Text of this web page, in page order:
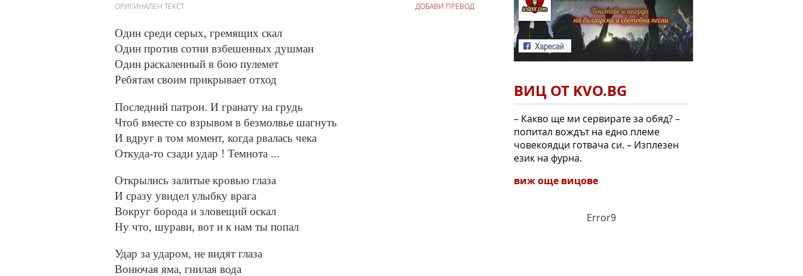
ОРИГИНАЛЕН ТЕКСТ
Один среди серых, гремящих скал
Один против сотни взбешенных душман
Один раскаленный в бою пулемет
Ребятам своим прикрывает отход
Последний патрон. И гранату на грудь
Чтоб вместе со взрывом в безмолвье шагнуть
И вдруг в том момент, когда рвалась чека
Откуда-то сзади удар ! Темнота ...
Открылись залитые кровью глаза
И сразу увидел улыбку врага
Вокруг борода и зловещий оскал
Ну что, шурави, вот и к нам ты попал
Удар за ударом, не видят глаза
Вонючая яма, гнилая вода
ДОБАВИ ПРЕВОД
ВИЦ ОТ KVO.BG
– Какво ще ми сервирате за обяд? –
попитал вождът на едно племе
човекоядци готвача си. – Изплезен
език на фурна.
виж още вицове
Error9